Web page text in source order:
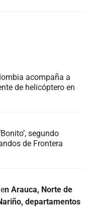
acompaña a
de helicóptero en
segundo
de Frontera
n Arauca, Norte de
departamentos